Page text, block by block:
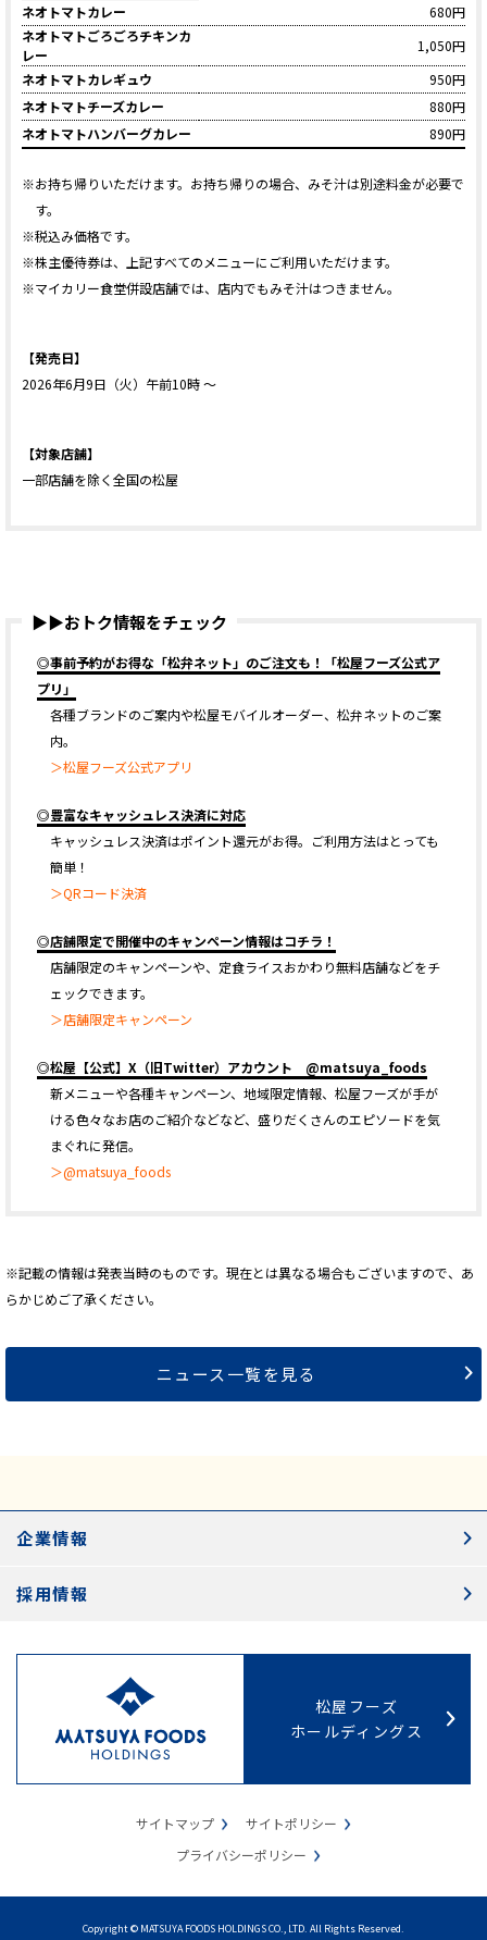
ネオトマトカレー
680円
ネオトマトごろごろチキンカ
レー
1,050円
ネオトマトカレギュウ
950円
ネオトマトチーズカレー
880円
ネオトマトハンバーグカレー
890円
※お持ち帰りいただけます。お持ち帰りの場合、みそ汁は別途料金が必要で
す。
※税込み価格です。
※株主優待券は、上記すべてのメニューにご利用いただけます。
※マイカリー食堂併設店舗では、店内でもみそ汁はつきません。
【発売日】
2026年6月9日（火）午前10時 ～
【対象店舗】
一部店舗を除く全国の松屋
▶▶おトク情報をチェック
◎事前予約がお得な「松弁ネット」のご注文も！「松屋フーズ公式ア
プリ」
各種ブランドのご案内や松屋モバイルオーダー、松弁ネットのご案
内。
＞松屋フーズ公式アプリ
◎豊富なキャッシュレス決済に対応
キャッシュレス決済はポイント還元がお得。ご利用方法はとっても
簡単！
＞QRコード決済
◎店舗限定で開催中のキャンペーン情報はコチラ！
店舗限定のキャンペーンや、定食ライスおかわり無料店舗などをチ
ェックできます。
＞店舗限定キャンペーン
◎松屋【公式】X（旧Twitter）アカウント @matsuya_foods
新メニューや各種キャンペーン、地域限定情報、松屋フーズが手が
ける色々なお店のご紹介などなど、盛りだくさんのエピソードを気
まぐれに発信。
＞@matsuya_foods
※記載の情報は発表当時のものです。現在とは異なる場合もございますので、あ
らかじめご了承ください。
ニュース一覧を見る
企業情報
採用情報
松屋フーズ
ホールディングス
サイトマップ
サイトポリシー
プライバシーポリシー
Copyright © MATSUYA FOODS HOLDINGS CO., LTD. All Rights Reserved.